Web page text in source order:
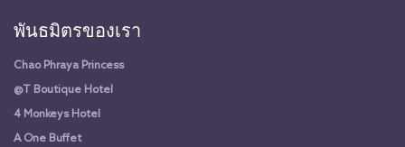
พันธมิตรของเรา
Chao Phraya Princess
@T Boutique Hotel
4 Monkeys Hotel
A One Buffet